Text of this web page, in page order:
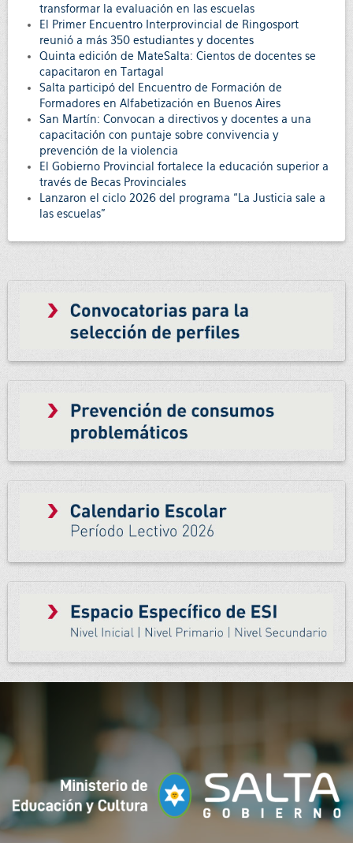
transformar la evaluación en las escuelas
El Primer Encuentro Interprovincial de Ringosport
reunió a más 350 estudiantes y docentes
Quinta edición de MateSalta: Cientos de docentes se
capacitaron en Tartagal
Salta participó del Encuentro de Formación de
Formadores en Alfabetización en Buenos Aires
San Martín: Convocan a directivos y docentes a una
capacitación con puntaje sobre convivencia y
prevención de la violencia
El Gobierno Provincial fortalece la educación superior a
través de Becas Provinciales
Lanzaron el ciclo 2026 del programa “La Justicia sale a
las escuelas”